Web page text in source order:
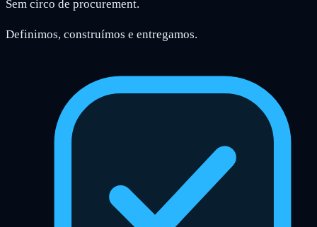
Sem circo de procurement.
Definimos, construímos e entregamos.